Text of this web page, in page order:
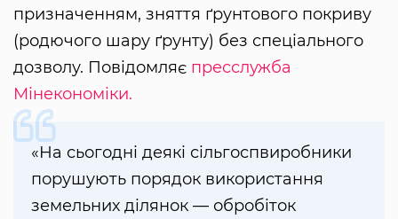
призначенням, зняття ґрунтового покриву
(родючого шару ґрунту) без спеціального
дозволу. Повідомляє пресслужба
Мінекономіки.
«На сьогодні деякі сільгоспвиробники
порушують порядок використання
земельних ділянок — обробіток